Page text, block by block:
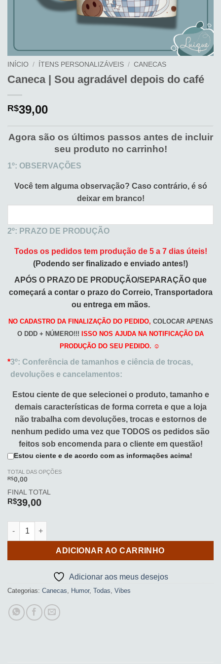
INÍCIO / ÍTENS PERSONALIZÁVEIS / CANECAS
Caneca | Sou agradável depois do café
R$39,00
Agora são os últimos passos antes de incluir
seu produto no carrinho!
1º: OBSERVAÇÕES
Você tem alguma observação? Caso contrário, é só
deixar em branco!
2º: PRAZO DE PRODUÇÃO
Todos os pedidos tem produção de 5 a 7 dias úteis!
(Podendo ser finalizado e enviado antes!)
APÓS O PRAZO DE PRODUÇÃO/SEPARAÇÃO que
começará a contar o prazo do Correio, Transportadora
ou entrega em mãos.
NO CADASTRO DA FINALIZAÇÃO DO PEDIDO, COLOCAR APENAS
O DDD + NÚMERO!!! ISSO NOS AJUDA NA NOTIFICAÇÃO DA
PRODUÇÃO DO SEU PEDIDO. ☺️
*3º: Conferência de tamanhos e ciência de trocas,
devoluções e cancelamentos:
Estou ciente de que selecionei o produto, tamanho e
demais características de forma correta e que a loja
não trabalha com devoluções, trocas e estornos de
nenhum pedido uma vez que TODOS os pedidos são
feitos sob encomenda para o cliente em questão!
Estou ciente e de acordo com as informações acima!
TOTAL DAS OPÇÕES
R$0,00
FINAL TOTAL
R$39,00
Caneca | Sou agradável depois do café quantidade
ADICIONAR AO CARRINHO
Adicionar aos meus desejos
Categorias: Canecas Humor, Todas Vibes